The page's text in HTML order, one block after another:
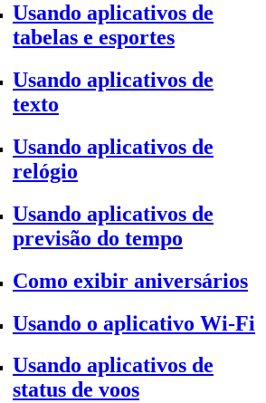
Usando aplicativos de
tabelas e esportes
Usando aplicativos de
texto
Usando aplicativos de
relógio
Usando aplicativos de
previsão do tempo
Como exibir aniversários
Usando o aplicativo Wi-Fi
Usando aplicativos de
status de voos